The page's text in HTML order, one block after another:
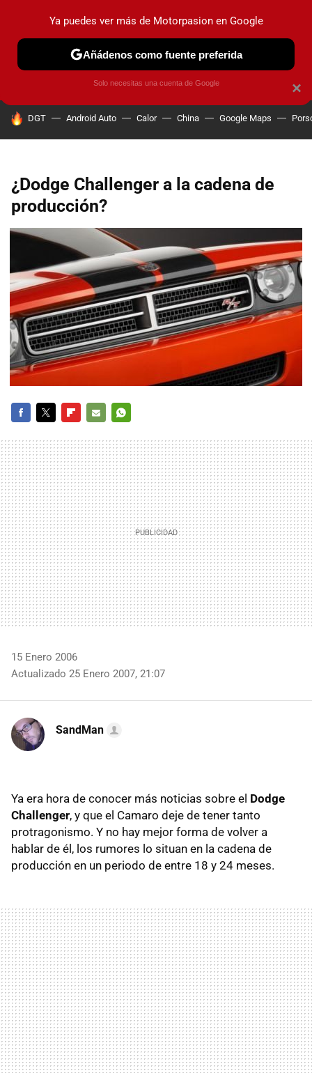
PRUEBAS COCHES ELÉCTRICOS OBSERVATORIO
HOY SE HABLA DE
DGT Android Auto Calor China Google Maps
¿Dodge Challenger a la cadena de
producción?
MAIL
15 Enero 2006
Actualizado 25 Enero 2007, 21:07
SandMan
Ya era hora de conocer más noticias sobre el Dodge
Challenger, y que el Camaro deje de tener tanto
protragonismo. Y no hay mejor forma de volver a
hablar de él, los rumores lo situan en la cadena de
producción en un periodo de entre 18 y 24 meses.
×
Ya puedes ver más de Motorpasion en Google
Añádenos como fuente preferida
Solo necesitas una cuenta de Google